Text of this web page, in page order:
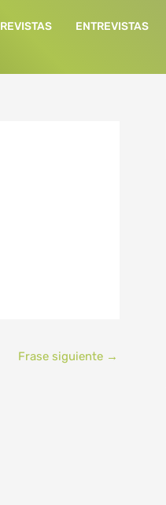
REVISTAS ENTREVISTAS
Frase siguiente →